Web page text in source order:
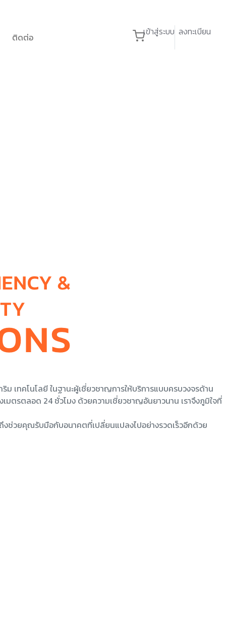
ติดต่อ เข้าสู่ระบบ ลงทะเบียน
เทคโนโลยี ในฐานะผู้เชี่ยวชาญการให้บริการแบบครบวงจรด้าน
ตรตลอด 24 ชั่วโมง ด้วยความเชี่ยวชาญอันยาวนาน เราจึงภูมิใจที่
ช่วยคุณรับมือกับอนาคตที่เปลี่ยนแปลงไปอย่างรวดเร็วอีกด้วย